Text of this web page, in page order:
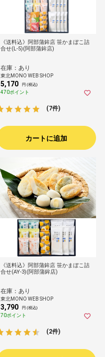
《送料込》阿部蒲鉾店 笹かまぼこ詰
合せ(L-5)(阿部蒲鉾店)
在庫：あり
東北MONO WEB SHOP
5,170 円 (税込)
470ポイント
(7件)
カートに追加
《送料込》阿部蒲鉾店 笹かまぼこ詰
合せ(AY-3)(阿部蒲鉾店)
在庫：あり
東北MONO WEB SHOP
3,790 円 (税込)
70ポイント
(2件)